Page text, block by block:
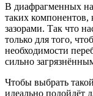
В диафрагменных
таких
зазорами. Так что
только для того,
необходимости
сильно
Чтобы выбрать
идеально подойдёт